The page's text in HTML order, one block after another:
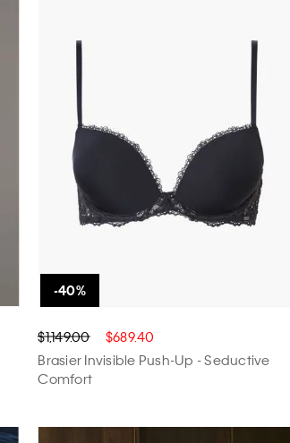
$1,149.00 $689.40
Brasier Invisible Push-Up - Seductive
Comfort